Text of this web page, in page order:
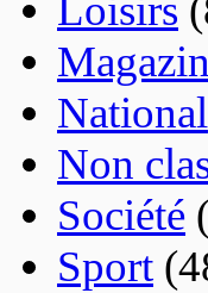
Loisirs
National
Non
Société
Sport